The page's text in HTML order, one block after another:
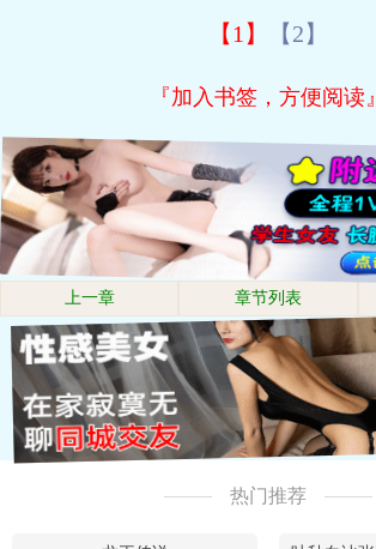
【1】 【2】
『加入书签，方便阅读』
上一章 章节列表
热门推荐